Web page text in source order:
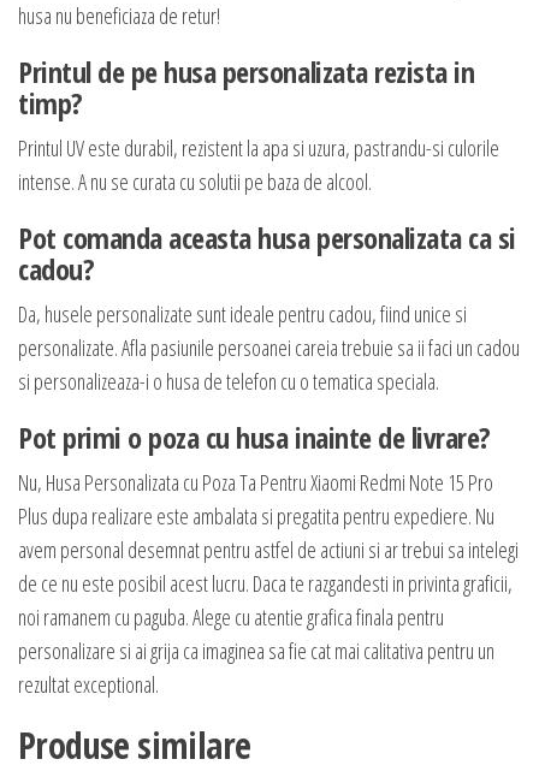
husa nu beneficiaza de retur!
Printul de pe husa personalizata rezista in
timp?
Printul UV este durabil, rezistent la apa si uzura, pastrandu-si culorile
intense. A nu se curata cu solutii pe baza de alcool.
Pot comanda aceasta husa personalizata ca si
cadou?
Da, husele personalizate sunt ideale pentru cadou, fiind unice si
personalizate. Afla pasiunile persoanei careia trebuie sa ii faci un cadou
si personalizeaza-i o husa de telefon cu o tematica speciala.
Pot primi o poza cu husa inainte de livrare?
Nu, Husa Personalizata cu Poza Ta Pentru Xiaomi Redmi Note 15 Pro
Plus dupa realizare este ambalata si pregatita pentru expediere. Nu
avem personal desemnat pentru astfel de actiuni si ar trebui sa intelegi
de ce nu este posibil acest lucru. Daca te razgandesti in privinta graficii,
noi ramanem cu paguba. Alege cu atentie grafica finala pentru
personalizare si ai grija ca imaginea sa fie cat mai calitativa pentru un
rezultat exceptional.
Produse similare